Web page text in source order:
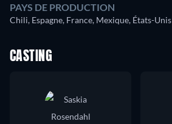
PAYS DE PRODUCTION
Chili, Espagne, France, Mexique, États-Unis
CASTING